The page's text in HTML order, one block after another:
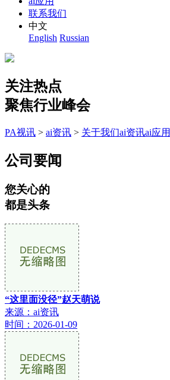
联系我们
中文
English Russian
关注热点
聚焦行业峰会
PA视讯 > ai资讯 > 关于我们ai资讯ai应用
公司要闻
您关心的
都是头条
“这里面没径”赵天萌说
来源：ai资讯
时间：2026-01-09